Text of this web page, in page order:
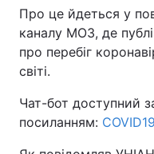
Про це йдеться у
каналу МОЗ, де
про перебіг
світі.
Чат-бот доступний
посиланням: